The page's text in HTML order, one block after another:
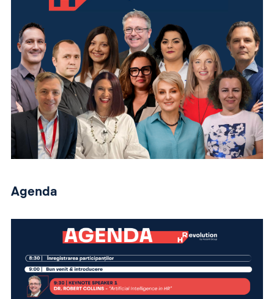
Agenda